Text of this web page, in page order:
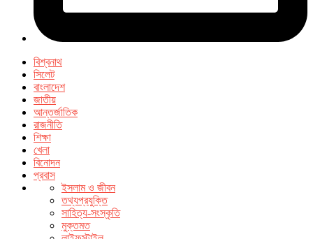
বিশ্বনাথ
সিলেট
বাংলাদেশ
জাতীয়
আন্তর্জাতিক
রাজনীতি
শিক্ষা
খেলা
বিনোদন
প্রবাস
ইসলাম ও জীবন
তথ্যপ্রযুক্তি
সাহিত্য-সংস্কৃতি
মুক্তমত